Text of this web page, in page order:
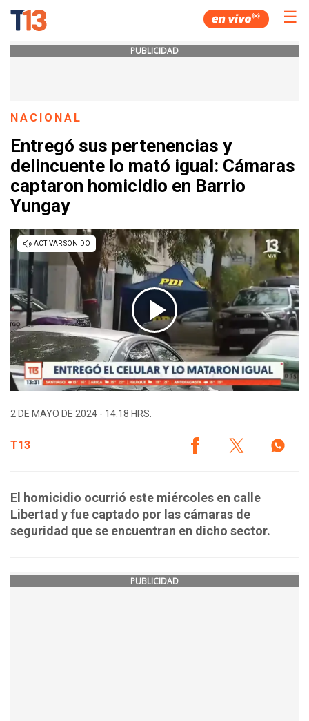
☰
PUBLICIDAD
NACIONAL
Entregó sus pertenencias y
delincuente lo mató igual: Cámaras
captaron homicidio en Barrio
Yungay
2 DE MAYO DE 2024 - 14:18 HRS.
T13
El homicidio ocurrió este miércoles en calle
Libertad y fue captado por las cámaras de
seguridad que se encuentran en dicho sector.
PUBLICIDAD